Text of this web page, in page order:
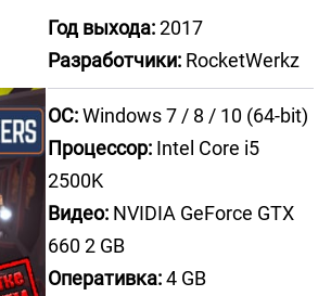
Год выхода:2017
Разработчики: RocketWerkz
ОС:Windows 7 / 8 / 10 (64-bit)
Процессор: Intel Core i5
2500K
Видео: NVIDIA GeForce GTX
660 2 GB
Оперативка:4 GB